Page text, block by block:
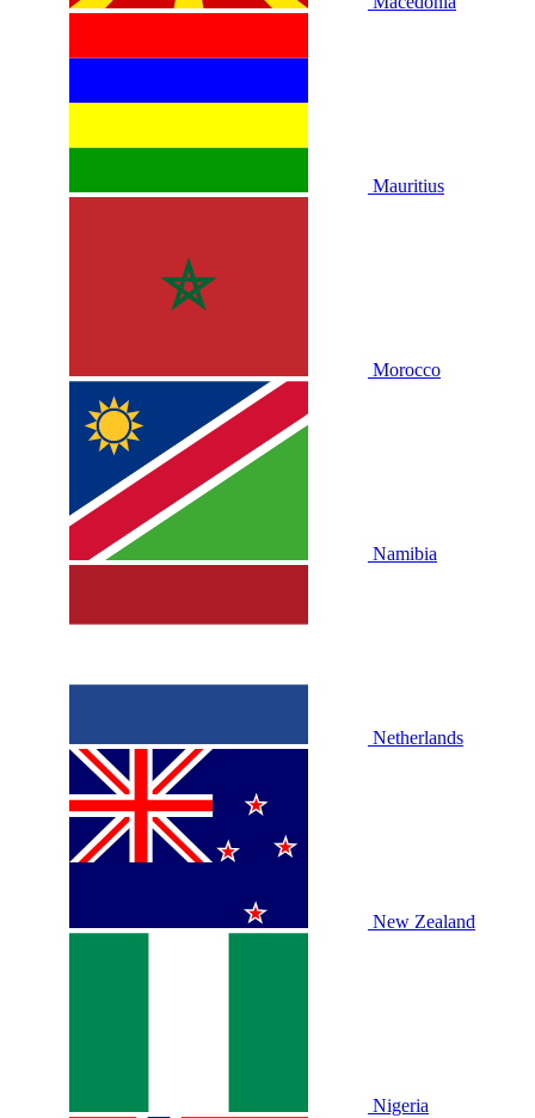
Mauritius
Morocco
Namibia
Netherlands
New Zealand
Nigeria